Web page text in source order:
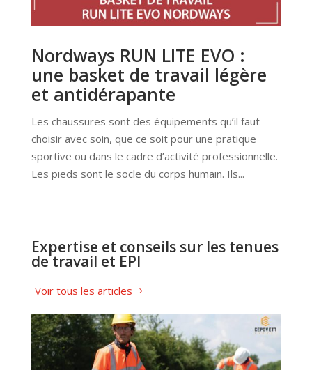
Nordways RUN LITE EVO :
une basket de travail légère
et antidérapante
Les chaussures sont des équipements qu’il faut
choisir avec soin, que ce soit pour une pratique
sportive ou dans le cadre d’activité professionnelle.
Les pieds sont le socle du corps humain. Ils...
Expertise et conseils sur les tenues
de travail et EPI
Voir tous les articles